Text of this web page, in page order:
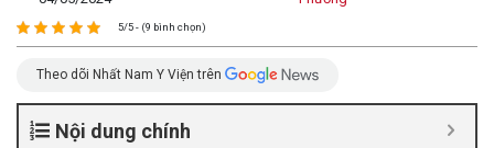
5/5 - (9 bình chọn)
Theo dõi Nhất Nam Y Viện trên
Nội dung chính